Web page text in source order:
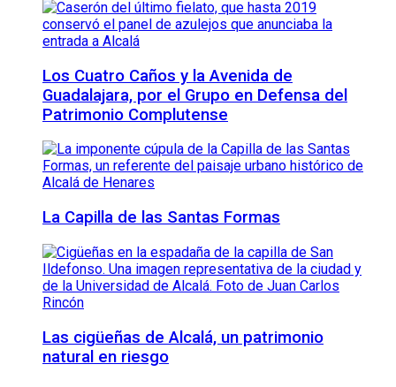
Los Cuatro Caños y la Avenida de
Guadalajara, por el Grupo en Defensa del
Patrimonio Complutense
La Capilla de las Santas Formas
Las cigüeñas de Alcalá, un patrimonio
natural en riesgo